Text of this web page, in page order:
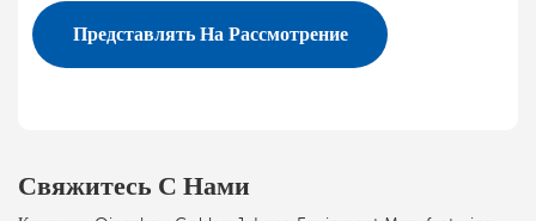
Polski
Представлять На Рассмотрение
Свяжитесь С Нами